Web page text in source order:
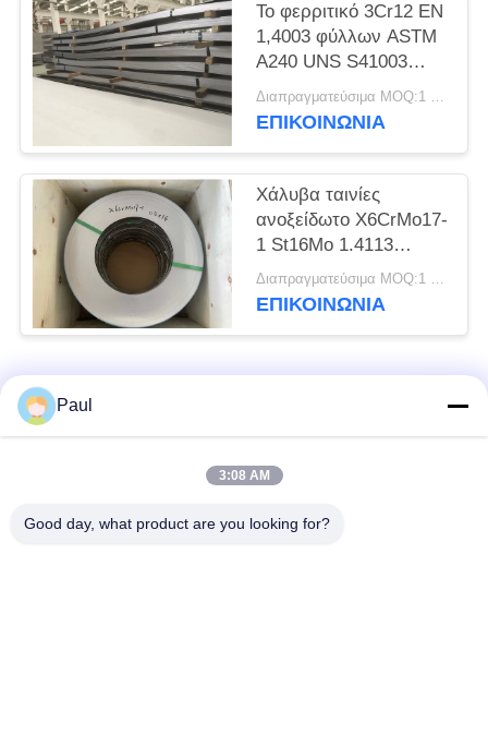
Το φερριτικό 3Cr12 EN
1,4003 φύλλων ASTM
A240 UNS S41003
ανοξείδωτου Unility
Διαπραγματεύσιμα MOQ:1 τόνος
ΕΠΙΚΟΙΝΩΝΊΑ
Χάλυβα ταινίες
ανοξείδωτο X6CrMo17-
1 St16Mo 1.4113
Χάλυβα ταινία ψυχρής
έλασης
Διαπραγματεύσιμα MOQ:1 τόνος
ΕΠΙΚΟΙΝΩΝΊΑ
Λαϊκή κατηγορία
Σκληραίνοντας
Paul
3:08 AM
Good day, what product are you looking for?